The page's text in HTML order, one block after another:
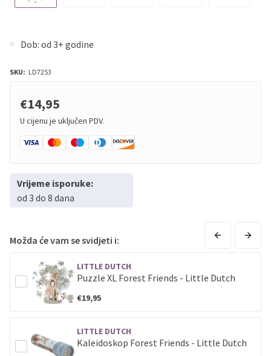
Dob: od 3+ godine
SKU: LD7253
€14,95
U cijenu je uključen PDV.
Vrijeme isporuke:
od 3 do 8 dana
Možda će vam se svidjeti i:
LITTLE DUTCH
Puzzle XL Forest Friends - Little Dutch
€19,95
LITTLE DUTCH
Kaleidoskop Forest Friends - Little Dutch